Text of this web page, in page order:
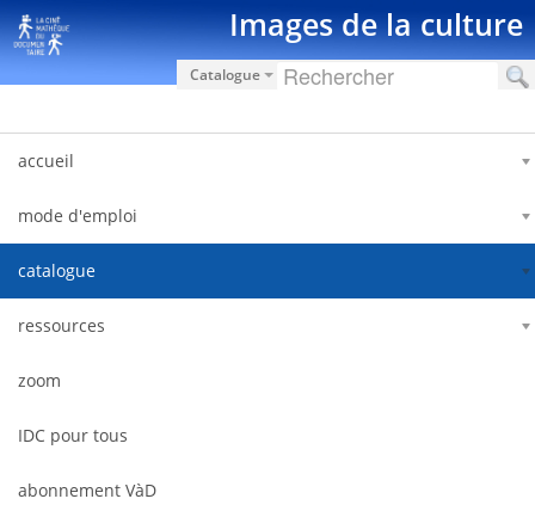
Saut au contenu Images de la culture
Catalogue
accueil
mode d'emploi
catalogue
ressources
zoom
IDC pour tous
abonnement VàD